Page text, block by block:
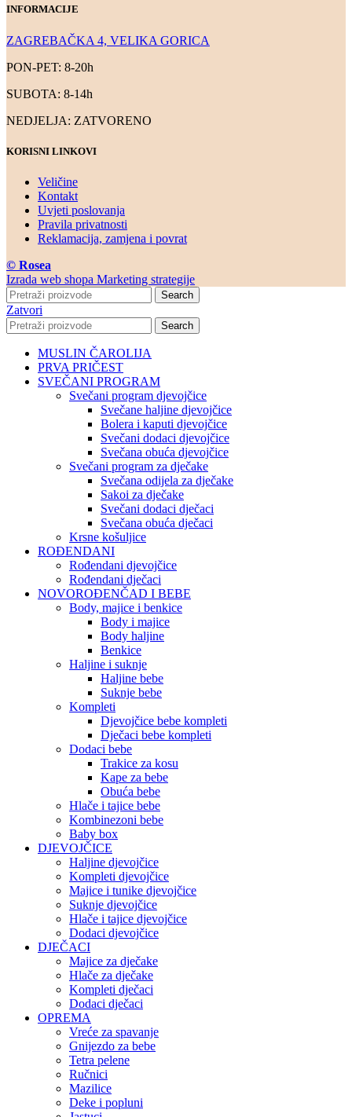
INFORMACIJE
ZAGREBAČKA 4, VELIKA GORICA
PON-PET: 8-20h
SUBOTA: 8-14h
NEDJELJA: ZATVORENO
KORISNI LINKOVI
Veličine
Kontakt
Uvjeti poslovanja
Pravila privatnosti
Reklamacija, zamjena i povrat
© Rosea
Izrada web shopa Marketing strategije
Search
Zatvori
Search
MUSLIN ČAROLIJA
PRVA PRIČEST
SVEČANI PROGRAM
Svečani program djevojčice
Svečane haljine djevojčice
Bolera i kaputi djevojčice
Svečani dodaci djevojčice
Svečana obuća djevojčice
Svečani program za dječake
Svečana odijela za dječake
Sakoi za dječake
Svečani dodaci dječaci
Svečana obuća dječaci
Krsne košuljice
ROĐENDANI
Rođendani djevojčice
Rođendani dječaci
NOVOROĐENČAD I BEBE
Body, majice i benkice
Body i majice
Body haljine
Benkice
Haljine i suknje
Haljine bebe
Suknje bebe
Kompleti
Djevojčice bebe kompleti
Dječaci bebe kompleti
Dodaci bebe
Trakice za kosu
Kape za bebe
Obuća bebe
Hlače i tajice bebe
Kombinezoni bebe
Baby box
DJEVOJČICE
Haljine djevojčice
Kompleti djevojčice
Majice i tunike djevojčice
Suknje djevojčice
Hlače i tajice djevojčice
Dodaci djevojčice
DJEČACI
Majice za dječake
Hlače za dječake
Kompleti dječaci
Dodaci dječaci
OPREMA
Vreće za spavanje
Gnijezdo za bebe
Tetra pelene
Ručnici
Mazilice
Deke i popluni